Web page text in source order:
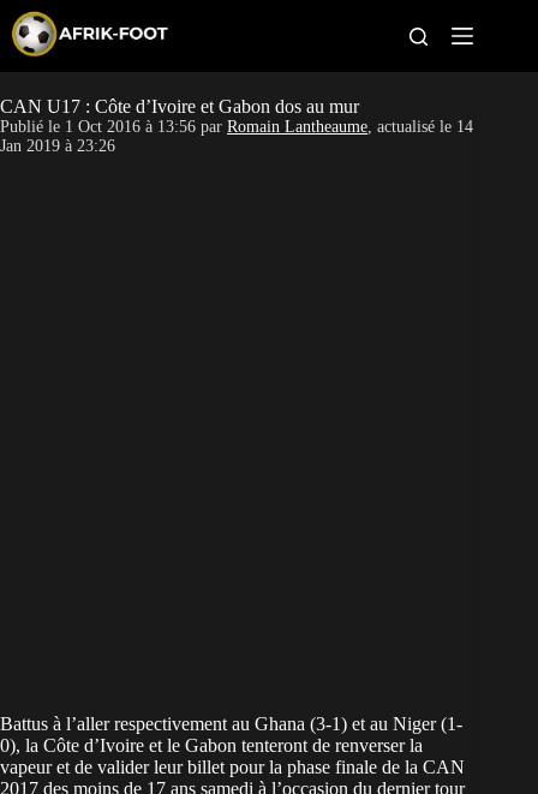
p
o
c
CAN féminine
CAN U17 : Côte d’Ivoire et Gabon dos au mur
Publié le 1 Oct 2016 à 13:56 par Romain Lantheaume, actualisé le 14
Jan 2019 à 23:26
Battus à l’aller respectivement au Ghana (3-1) et au Niger (1-
0), la Côte d’Ivoire et le Gabon tenteront de renverser la
vapeur et de valider leur billet pour la phase finale de la CAN
2017 des moins de 17 ans samedi à l’occasion du dernier tour